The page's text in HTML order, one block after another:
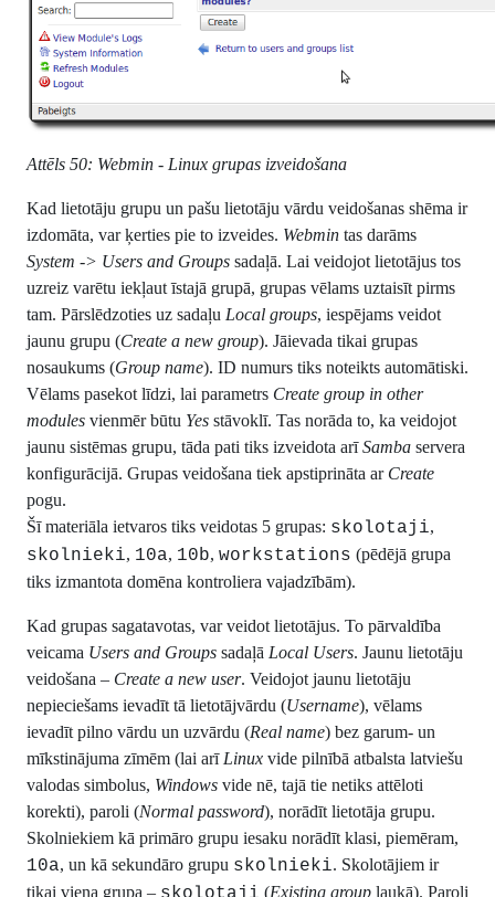
Attēls 50: Webmin - Linux grupas izveidošana
Kad lietotāju grupu un pašu lietotāju vārdu veidošanas shēma ir
izdomāta, var ķerties pie to izveides. Webmin tas darāms
System -> Users and Groups sadaļā. Lai veidojot lietotājus tos
uzreiz varētu iekļaut īstajā grupā, grupas vēlams uztaisīt pirms
tam. Pārslēdzoties uz sadaļu Local groups, iespējams veidot
jaunu grupu (Create a new group). Jāievada tikai grupas
nosaukums (Group name). ID numurs tiks noteikts automātiski.
Vēlams pasekot līdzi, lai parametrs Create group in other
modules vienmēr būtu Yes stāvoklī. Tas norāda to, ka veidojot
jaunu sistēmas grupu, tāda pati tiks izveidota arīSamba servera
konfigurācijā. Grupas veidošana tiek apstiprināta ar Create
pogu.
Šī materiāla ietvaros tiks veidotas 5 grupas: skolotaji,
skolnieki, 10a, 10b, workstations (pēdējā grupa
tiks izmantota domēna kontroliera vajadzībām).
Kad grupas sagatavotas, var veidot lietotājus. To pārvaldība
veicama Users and Groups sadaļā Local Users. Jaunu lietotāju
veidošana – Create a new user. Veidojot jaunu lietotāju
nepieciešams ievadīt tā lietotājvārdu (Username), vēlams
ievadīt pilno vārdu un uzvārdu (Real name) bez garum- un
mīkstinājuma zīmēm (lai arī Linux vide pilnībā atbalsta latviešu
valodas simbolus, Windows vide nē, tajā tie netiks attēloti
korekti), paroli (Normal password), norādīt lietotāja grupu.
Skolniekiem kā primāro grupu iesaku norādīt klasi, piemēram,
10a, un kā sekundāro grupu skolnieki. Skolotājiem ir
tikai viena grupa –
(Existing group laukā). Paroli